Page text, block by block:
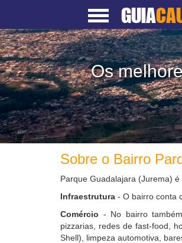
GUIA
Os
Sobre o Bairro
Parque Guadalajara (Jurema)
Infraestrutura - O bairro conta
Comércio - No bairro
pizzarias, redes de fast-food,
Shell), limpeza automotiva,